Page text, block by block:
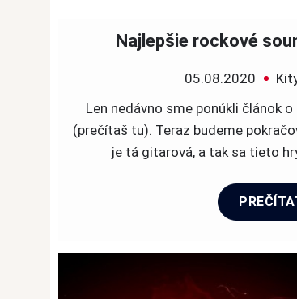
Najlepšie rockové
05.08.2020
Len nedávno sme ponúkli článok
(prečítaš tu). Teraz budeme
je tá gitarová, a tak sa tieto